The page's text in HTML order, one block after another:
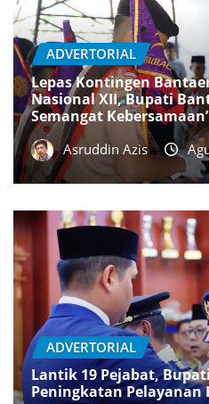
ADVERTORIAL
Lepas Kontingen
Nasional XII, Bupati
Semangat
Asruddin Azis
ADVERTORIAL
Lantik 19 Pejabat,
Peningkatan Pelayanan